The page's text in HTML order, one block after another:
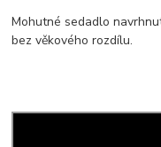
Mohutné sedadlo
bez věkového rozdílu.